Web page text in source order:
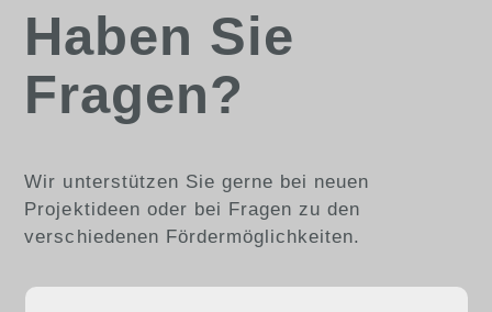
Haben Sie
Fragen?
Wir unterstützen Sie gerne bei neuen
Projektideen oder bei Fragen zu den
verschiedenen Fördermöglichkeiten.